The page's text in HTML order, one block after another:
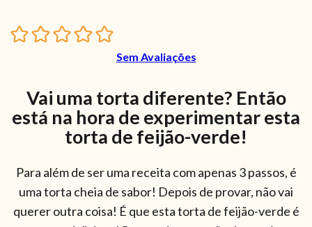
Sem Avaliações
Vai uma torta diferente? Então
está na hora de experimentar esta
torta de feijão-verde!
Para além de ser uma receita com apenas 3 passos, é
uma torta cheia de sabor! Depois de provar, não vai
querer outra coisa! É que esta torta de feijão-verde é